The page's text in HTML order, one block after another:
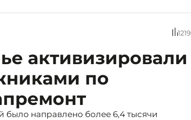
1219
активизировали
по
было направлено более 6,4 тысячи